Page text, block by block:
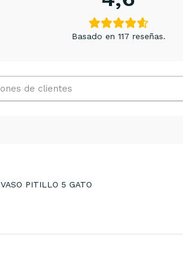
Basado en 117 reseñas.
VASO PITILLO 5 GATO